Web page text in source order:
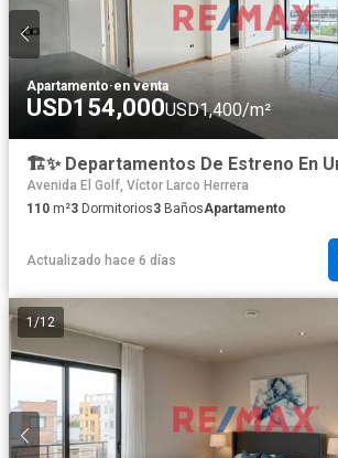
Apartamento·en venta
USD154,000USD1,400/m²
Avenida El Golf, Víctor Larco Herrera
110 m²3 Dormitorios3 BañosApartamento
Actualizado hace 6 días
1 /12